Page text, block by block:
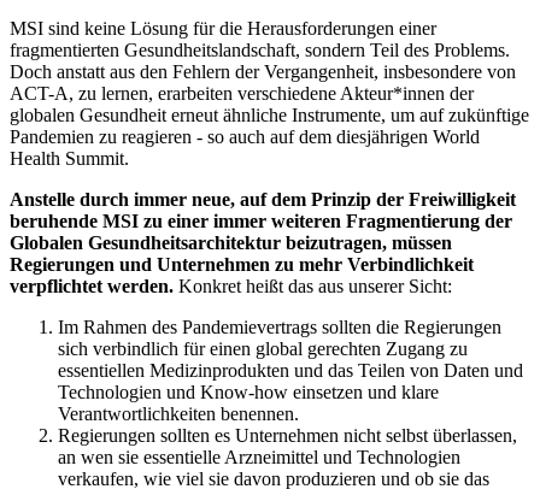
MSI sind keine Lösung für die Herausforderungen einer
fragmentierten Gesundheitslandschaft, sondern Teil des Problems.
Doch anstatt aus den Fehlern der Vergangenheit, insbesondere von
ACT-A, zu lernen, erarbeiten verschiedene Akteur*innen der
globalen Gesundheit erneut ähnliche Instrumente, um auf zukünftige
Pandemien zu reagieren - so auch auf dem diesjährigen World
Health Summit.
Anstelle durch immer neue, auf dem Prinzip der Freiwilligkeit
beruhende MSI zu einer immer weiteren Fragmentierung der
Globalen Gesundheitsarchitektur beizutragen, müssen
Regierungen und Unternehmen zu mehr Verbindlichkeit
verpflichtet werden. Konkret heißt das aus unserer Sicht:
Im Rahmen des Pandemievertrags sollten die Regierungen
sich verbindlich für einen global gerechten Zugang zu
essentiellen Medizinprodukten und das Teilen von Daten und
Technologien und Know-how einsetzen und klare
Verantwortlichkeiten benennen.
Regierungen sollten es Unternehmen nicht selbst überlassen,
an wen sie essentielle Arzneimittel und Technologien
verkaufen, wie viel sie davon produzieren und ob sie das